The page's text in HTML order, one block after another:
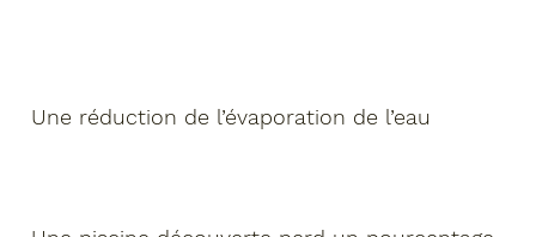
Une réduction de l’évaporation de l’eau